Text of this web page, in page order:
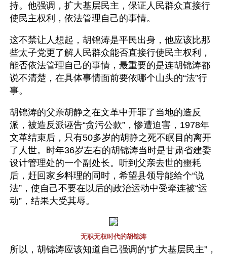
持。他强调，扩大基层民主，保证人民群众直接行
使民主权利，依法管理自己的事情。
这不禁让人想起，胡锦涛是平民出身，他应该比那
些太子党更了解人民群众能否直接行使民主权利，
能否依法管理自己的事情，最重要的是连胡锦涛都
说不清楚，在具体事情面前要依哪个山头的“法”行
事。
胡锦涛的父亲胡静之在文革中开罪了当地的造反
派，被造反派诬告“贪污公款”，惨遭迫害，1978年
文革结束后，只有50多岁的胡静之死不瞑目的离开
了人世。时年36岁左右的胡锦涛当时是甘肃省建委
设计管理处的一个副处长。听到父亲去世的噩耗
后，赶回家乡料理的同时，希望县领导能给个“说
法”，使自己不要在以后的政治运动中受牵连被“运
动”，结果大受其辱。
无职无权时代的胡锦涛
所以，胡锦涛应该知道自己强调的“扩大基层民主”，